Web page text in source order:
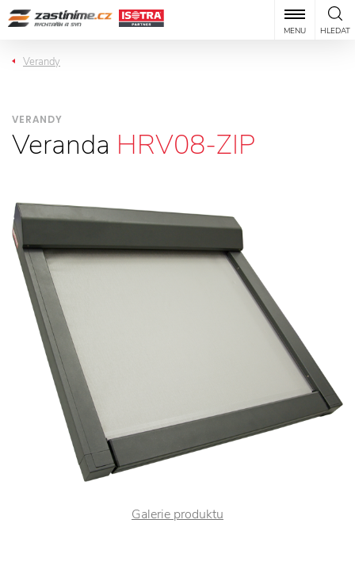
HLEDAT
MENU
Verandy
VERANDY
Veranda HRV08-ZIP
Galerie produktu